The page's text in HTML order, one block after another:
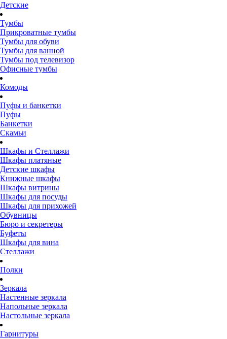
Детские
Тумбы
Прикроватные тумбы
Тумбы для обуви
Тумбы для ванной
Тумбы под телевизор
Офисные тумбы
Комоды
Пуфы и банкетки
Пуфы
Банкетки
Скамьи
Шкафы и Стеллажи
Шкафы платяные
Детские шкафы
Книжные шкафы
Шкафы витрины
Шкафы для посуды
Шкафы для прихожей
Обувницы
Бюро и секретеры
Буфеты
Шкафы для вина
Стеллажи
Полки
Зеркала
Настенные зеркала
Напольные зеркала
Настольные зеркала
Гарнитуры